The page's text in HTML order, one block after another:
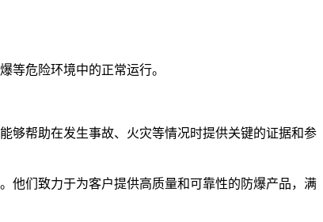
等危险环境中的正常运行。
够帮助在发生事故、火灾等情况时提供关键的证据和参
他们致力于为客户提供高质量和可靠性的防爆产品，满